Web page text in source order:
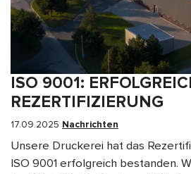
ISO 9001:
REZERTIFIZIERUNG
17.09.2025 Nachrichten
Unsere Druckerei hat das
ISO 9001 erfolgreich bestanden.